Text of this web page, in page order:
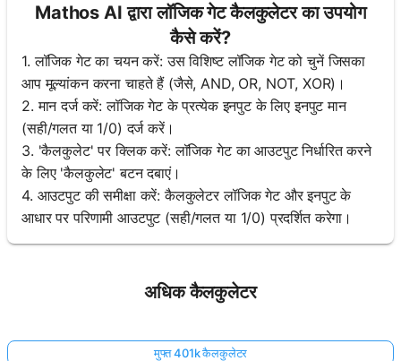
Mathos AI द्वारा लॉजिक गेट कैलकुलेटर का उपयोग
कैसे करें?
1. लॉजिक गेट का चयन करें: उस विशिष्ट लॉजिक गेट को चुनें जिसका
आप मूल्यांकन करना चाहते हैं (जैसे, AND, OR, NOT, XOR)।
2. मान दर्ज करें: लॉजिक गेट के प्रत्येक इनपुट के लिए इनपुट मान
(सही/गलत या 1/0) दर्ज करें।
3. 'कैलकुलेट' पर क्लिक करें: लॉजिक गेट का आउटपुट निर्धारित करने
के लिए 'कैलकुलेट' बटन दबाएं।
4. आउटपुट की समीक्षा करें: कैलकुलेटर लॉजिक गेट और इनपुट के
आधार पर परिणामी आउटपुट (सही/गलत या 1/0) प्रदर्शित करेगा।
अधिक कैलकुलेटर
मुफ्त 401k कैलकुलेटर